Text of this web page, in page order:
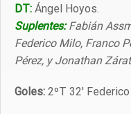
DT: Ángel Hoyos.
Suplentes:Fabián
Federico Milo, Franco
Pérez, y Jonathan
Goles: 2ºT 32′